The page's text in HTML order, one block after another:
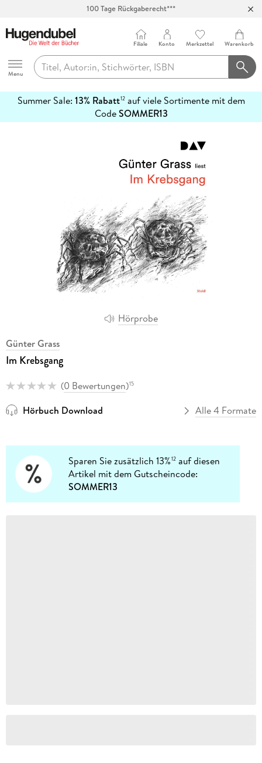
100 Tage Rückgaberecht***
Hugendubel
Menu
Filiale Konto Merkzettel Warenkorb
Summer Sale: 13% Rabatt12auf viele Sortimente mit dem
CodeSOMMER13
erfahren
Hörprobe
Günter Grass
Im Krebsgang
(0 Bewertungen)15
Hörbuch Download Alle 4 Formate
Sparen Sie zusätzlich 13%12 auf diesen
Artikel mit dem Gutscheincode:
SOMMER13